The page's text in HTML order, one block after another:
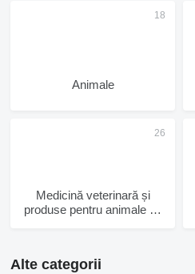
Animale
Medicină veterinară și
produse pentru animale de
Alte categorii